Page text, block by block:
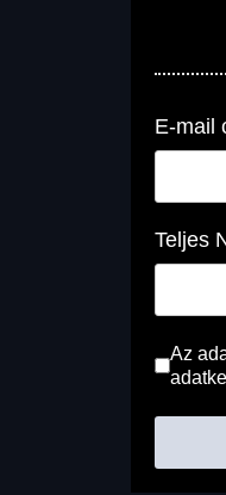
E-mail
Teljes
Az